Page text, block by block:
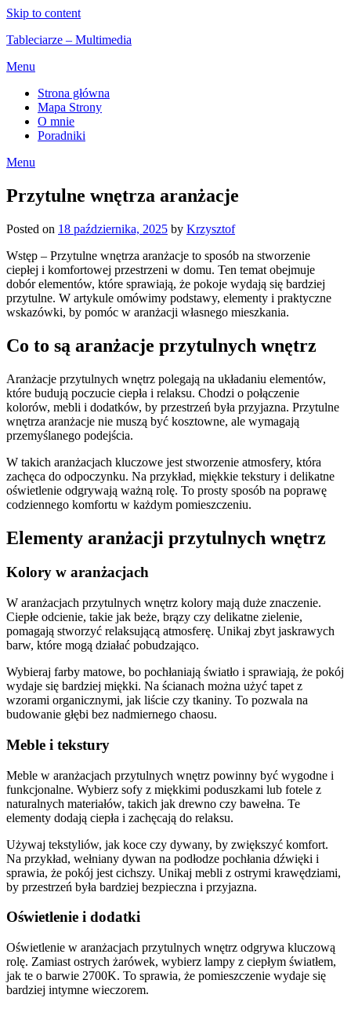
Skip to content
Tableciarze – Multimedia
Menu
Strona główna
Mapa Strony
O mnie
Poradniki
Menu
Przytulne wnętrza aranżacje
Posted on 18 października, 2025 by Krzysztof
Wstęp – Przytulne wnętrza aranżacje to sposób na stworzenie
ciepłej i komfortowej przestrzeni w domu. Ten temat obejmuje
dobór elementów, które sprawiają, że pokoje wydają się bardziej
przytulne. W artykule omówimy podstawy, elementy i praktyczne
wskazówki, by pomóc w aranżacji własnego mieszkania.
Co to są aranżacje przytulnych wnętrz
Aranżacje przytulnych wnętrz polegają na układaniu elementów,
które budują poczucie ciepła i relaksu. Chodzi o połączenie
kolorów, mebli i dodatków, by przestrzeń była przyjazna. Przytulne
wnętrza aranżacje nie muszą być kosztowne, ale wymagają
przemyślanego podejścia.
W takich aranżacjach kluczowe jest stworzenie atmosfery, która
zachęca do odpoczynku. Na przykład, miękkie tekstury i delikatne
oświetlenie odgrywają ważną rolę. To prosty sposób na poprawę
codziennego komfortu w każdym pomieszczeniu.
Elementy aranżacji przytulnych wnętrz
Kolory w aranżacjach
W aranżacjach przytulnych wnętrz kolory mają duże znaczenie.
Ciepłe odcienie, takie jak beże, brązy czy delikatne zielenie,
pomagają stworzyć relaksującą atmosferę. Unikaj zbyt jaskrawych
barw, które mogą działać pobudzająco.
Wybieraj farby matowe, bo pochłaniają światło i sprawiają, że pokój
wydaje się bardziej miękki. Na ścianach można użyć tapet z
wzorami organicznymi, jak liście czy tkaniny. To pozwala na
budowanie głębi bez nadmiernego chaosu.
Meble i tekstury
Meble w aranżacjach przytulnych wnętrz powinny być wygodne i
funkcjonalne. Wybierz sofy z miękkimi poduszkami lub fotele z
naturalnych materiałów, takich jak drewno czy bawełna. Te
elementy dodają ciepła i zachęcają do relaksu.
Używaj tekstyliów, jak koce czy dywany, by zwiększyć komfort.
Na przykład, wełniany dywan na podłodze pochłania dźwięki i
sprawia, że pokój jest cichszy. Unikaj mebli z ostrymi krawędziami,
by przestrzeń była bardziej bezpieczna i przyjazna.
Oświetlenie i dodatki
Oświetlenie w aranżacjach przytulnych wnętrz odgrywa kluczową
rolę. Zamiast ostrych żarówek, wybierz lampy z ciepłym światłem,
jak te o barwie 2700K. To sprawia, że pomieszczenie wydaje się
bardziej intymne wieczorem.